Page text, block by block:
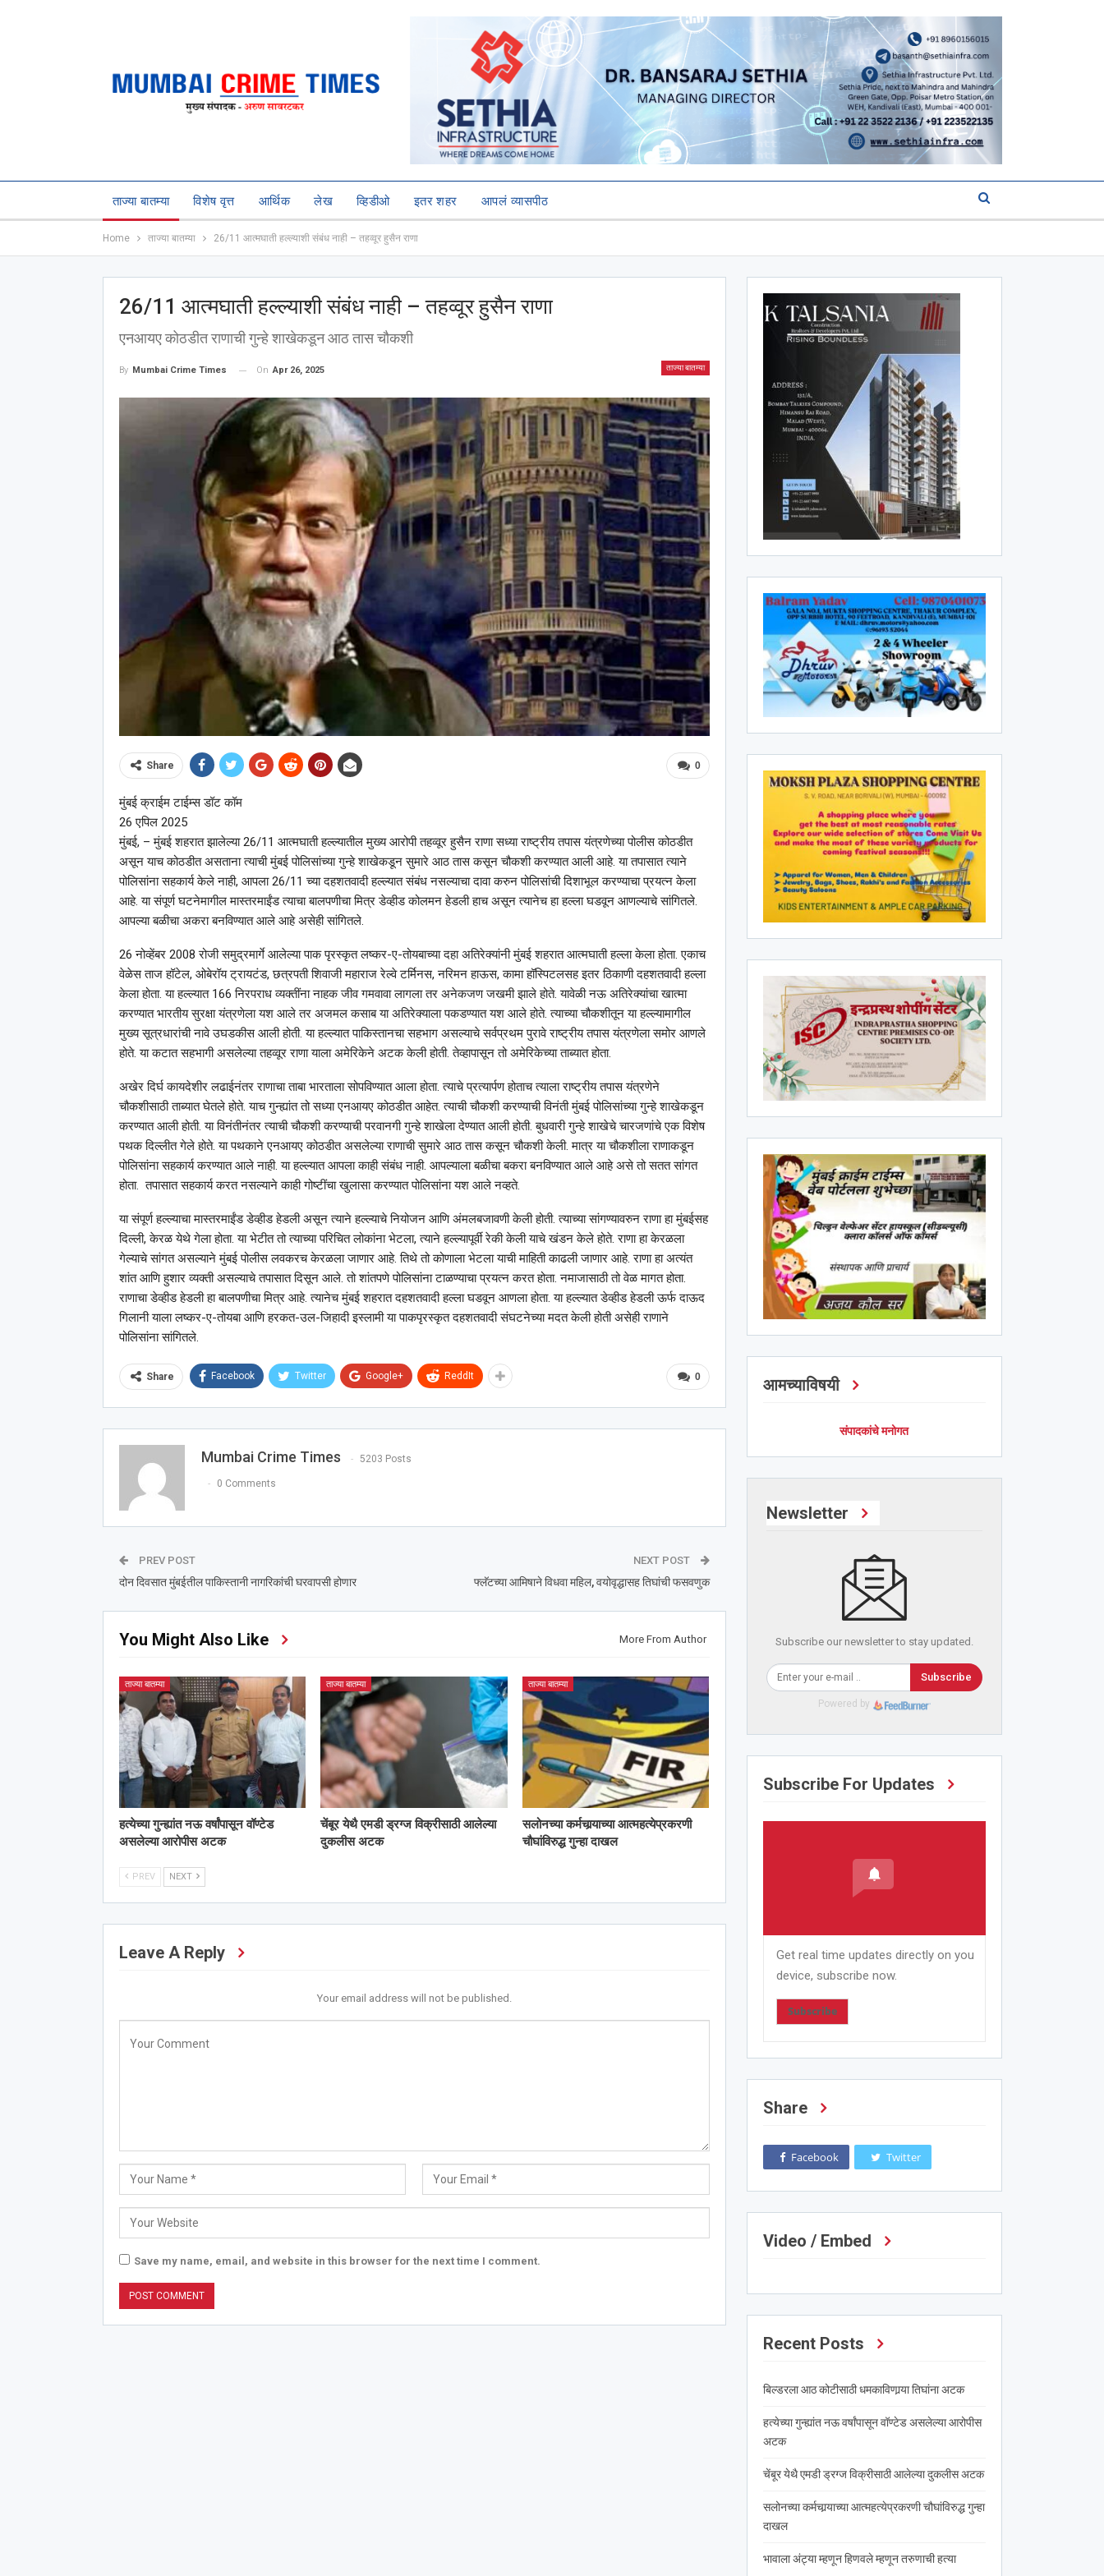
ताज्या बातम्या विशेष वृत्त आर्थिक लेख व्हिडीओ इतर शहर आपलं व्यासपीठ
Home ताज्या बातम्या 26/11 आत्मघाती हल्ल्याशी संबंध नाही – तहव्वूर हुसैन राणा
26/11 आत्मघाती हल्ल्याशी संबंध नाही – तहव्वूर हुसैन राणा
एनआयए कोठडीत राणाची गुन्हे शाखेकडून आठ तास चौकशी
ताज्या बातम्या
By Mumbai Crime Times On Apr 26, 2025
0
Share
मुंबई क्राईम टाईम्स डॉट कॉम
26 एपिल 2025
मुंबई, – मुंबई शहरात झालेल्या 26/11 आत्मघाती हल्ल्यातील मुख्य आरोपी तहव्वूर हुसैन राणा सध्या राष्ट्रीय तपास यंत्रणेच्या पोलीस कोठडीत
असून याच कोठडीत असताना त्याची मुंबई पोलिसांच्या गुन्हे शाखेकडून सुमारे आठ तास कसून चौकशी करण्यात आली आहे. या तपासात त्याने
पोलिसांना सहकार्य केले नाही, आपला 26/11 च्या दहशतवादी हल्ल्यात संबंध नसल्याचा दावा करुन पोलिसांची दिशाभूल करण्याचा प्रयत्न केला
आहे. या संपूर्ण घटनेमागील मास्तरमाईंड त्याचा बालपणीचा मित्र डेव्हीड कोलमन हेडली हाच असून त्यानेच हा हल्ला घडवून आणल्याचे सांगितले.
आपल्या बळीचा अकरा बनविण्यात आले आहे असेही सांगितले.
26 नोव्हेंबर 2008 रोजी समुद्रमार्गे आलेल्या पाक पृरस्कृत लष्कर-ए-तोयबाच्या दहा अतिरेक्यांनी मुंबई शहरात आत्मघाती हल्ला केला होता. एकाच
वेळेस ताज हॉटेल, ओबेरॉय ट्रायटंड, छत्रपती शिवाजी महाराज रेल्वे टर्मिनस, नरिमन हाऊस, कामा हॉस्पिटलसह इतर ठिकाणी दहशतवादी हल्ला
केला होता. या हल्ल्यात 166 निरपराध व्यक्तींना नाहक जीव गमवावा लागला तर अनेकजण जखमी झाले होते. यावेळी नऊ अतिरेक्यांचा खात्मा
करण्यात भारतीय सुरक्षा यंत्रणेला यश आले तर अजमल कसाब या अतिरेक्याला पकडण्यात यश आले होते. त्याच्या चौकशीतून या हल्ल्यामागील
मुख्य सूत्रधारांची नावे उघडकीस आली होती. या हल्ल्यात पाकिस्तानचा सहभाग असल्याचे सर्वप्रथम पुरावे राष्ट्रीय तपास यंत्रणेला समोर आणले
होते. या कटात सहभागी असलेल्या तहव्वूर राणा याला अमेरिकेने अटक केली होती. तेव्हापासून तो अमेरिकेच्या ताब्यात होता.
अखेर दिर्घ कायदेशीर लढाईनंतर राणाचा ताबा भारताला सोपविण्यात आला होता. त्याचे प्रत्यार्पण होताच त्याला राष्ट्रीय तपास यंत्रणेने
चौकशीसाठी ताब्यात घेतले होते. याच गुन्ह्यांत तो सध्या एनआयए कोठडीत आहेत. त्याची चौकशी करण्याची विनंती मुंबई पोलिसांच्या गुन्हे शाखेकडून
करण्यात आली होती. या विनंतीनंतर त्याची चौकशी करण्याची परवानगी गुन्हे शाखेला देण्यात आली होती. बुधवारी गुन्हे शाखेचे चारजणांचे एक विशेष
पथक दिल्लीत गेले होते. या पथकाने एनआयए कोठडीत असलेल्या राणाची सुमारे आठ तास कसून चौकशी केली. मात्र या चौकशीला राणाकडून
पोलिसांना सहकार्य करण्यात आले नाही. या हल्ल्यात आपला काही संबंध नाही. आपल्याला बळीचा बकरा बनविण्यात आले आहे असे तो सतत सांगत
होता. तपासात सहकार्य करत नसल्याने काही गोष्टींचा खुलासा करण्यात पोलिसांना यश आले नव्हते.
या संपूर्ण हल्ल्याचा मास्तरमाईंड डेव्हीड हेडली असून त्याने हल्ल्याचे नियोजन आणि अंमलबजावणी केली होती. त्याच्या सांगण्यावरुन राणा हा मुंबईसह
दिल्ली, केरळ येथे गेला होता. या भेटीत तो त्याच्या परिचित लोकांना भेटला, त्याने हल्ल्यापूर्वी रेकी केली याचे खंडन केले होते. राणा हा केरळला
गेल्याचे सांगत असल्याने मुंबई पोलीस लवकरच केरळला जाणार आहे. तिथे तो कोणाला भेटला याची माहिती काढली जाणार आहे. राणा हा अत्यंत
शांत आणि हुशार व्यक्ती असल्याचे तपासात दिसून आले. तो शांतपणे पोलिसांना टाळण्याचा प्रयत्न करत होता. नमाजासाठी तो वेळ मागत होता.
राणाचा डेव्हीड हेडली हा बालपणीचा मित्र आहे. त्यानेच मुंबई शहरात दहशतवादी हल्ला घडवून आणला होता. या हल्ल्यात डेव्हीड हेडली ऊर्फ दाऊद
गिलानी याला लष्कर-ए-तोयबा आणि हरकत-उल-जिहादी इस्लामी या पाकपृरस्कृत दहशतवादी संघटनेच्या मदत केली होती असेही राणाने
पोलिसांना सांगितले.
0
Share Facebook Twitter Google+ ReddIt
Mumbai Crime Times 5203 Posts
0 Comments
PREV POST
दोन दिवसात मुंबईतील पाकिस्तानी नागरिकांची घरवापसी होणार
NEXT POST
फ्लॅटच्या आमिषाने विधवा महिल, वयोवृद्धासह तिघांची फसवणुक
You Might Also Like More From Author
ताज्या बातम्या
हत्येच्या गुन्ह्यांत नऊ वर्षांपासून वॉण्टेड
असलेल्या आरोपीस अटक
ताज्या बातम्या
चेंबूर येथै एमडी ड्रग्ज विक्रीसाठी आलेल्या
दुकलीस अटक
ताज्या बातम्या
सलोनच्या कर्मचार्‍याच्या आत्महत्येप्रकरणी
चौघांविरुद्ध गुन्हा दाखल
PREV NEXT
Leave A Reply
Your email address will not be published.
Save my name, email, and website in this browser for the next time I comment.
आमच्याविषयी
संपादकांचे मनोगत
Newsletter
Subscribe our newsletter to stay updated.
Subscribe
Powered by
Subscribe For Updates
Get real time updates directly on you
device, subscribe now.
Subscribe
Share
Facebook Twitter
Video / Embed
Recent Posts
बिल्डरला आठ कोटीसाठी धमकाविणार्‍या तिघांना अटक
हत्येच्या गुन्ह्यांत नऊ वर्षांपासून वॉण्टेड असलेल्या आरोपीस
अटक
चेंबूर येथै एमडी ड्रग्ज विक्रीसाठी आलेल्या दुकलीस अटक
सलोनच्या कर्मचार्‍याच्या आत्महत्येप्रकरणी चौघांविरुद्ध गुन्हा
दाखल
भावाला अंट्या म्हणून हिणवले म्हणून तरुणाची हत्या